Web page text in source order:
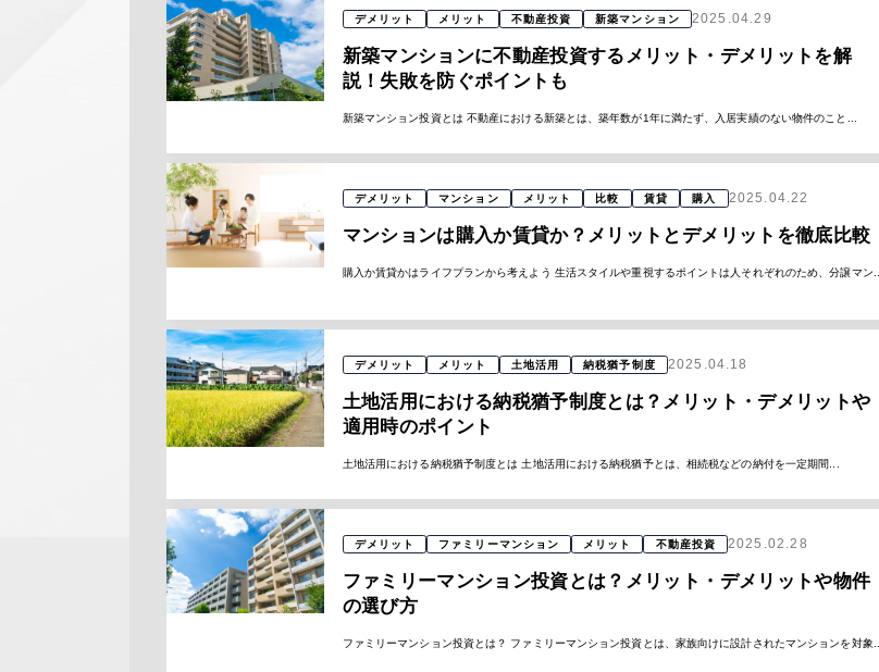
デメリット メリット 不動産投資 新築マンション 2025.04.29
新築マンションに不動産投資するメリット・デメリットを解
説！失敗を防ぐポイントも
新築マンション投資とは 不動産における新築とは、築年数が1年に満たず、入居実績のない物件のこと...
デメリット マンション メリット 比較 賃貸 購入 2025.04.22
マンションは購入か賃貸か？メリットとデメリットを徹底比較
購入か賃貸かはライフプランから考えよう 生活スタイルや重視するポイントは人それぞれのため、分譲マン...
デメリット メリット 土地活用 納税猶予制度 2025.04.18
土地活用における納税猶予制度とは？メリット・デメリットや
適用時のポイント
土地活用における納税猶予制度とは 土地活用における納税猶予とは、相続税などの納付を一定期間...
デメリット ファミリーマンション メリット 不動産投資 2025.02.28
ファミリーマンション投資とは？メリット・デメリットや物件
の選び方
ファミリーマンション投資とは？ ファミリーマンション投資とは、家族向けに設計されたマンションを対象...